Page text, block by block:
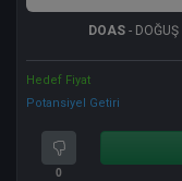
DOAS -
Hedef Fiyat
Potansiyel Getiri
0